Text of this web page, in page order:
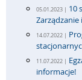
05.01.2023 | 10
Zarządzanie
14.07.2022 |
11.07.2022 |
informacje!